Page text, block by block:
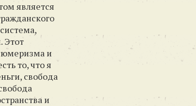
является
Этот
и
то, что я
свобода
и